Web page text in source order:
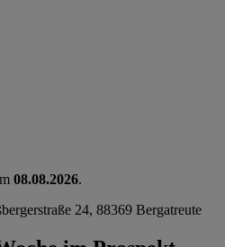
08.08.2026.
24, 88369 Bergatreute